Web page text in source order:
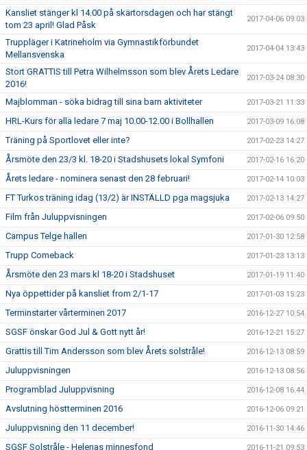
Kansliet stänger kl 14.00 på skärtorsdagen och har stängt
tom 23 april! Glad Påsk
2017-04-06 09:03
Truppläger i Katrineholm via Gymnastikförbundet
Mellansvenska
2017-04-04 13:43
Stort GRATTIS till Petra Wilhelmsson som blev Årets Ledare
2016!
2017-03-24 08:30
Majblomman - söka bidrag till sina barn aktiviteter 2017-03-21 11:33
HRL-Kurs för alla ledare 7 maj 10.00-12.00 i Bollhallen 2017-03-09 16:08
Träning på Sportlovet eller inte? 2017-02-23 14:27
Årsmöte den 23/3 kl. 18-20 i Stadshusets lokal Symfoni 2017-02-16 16:20
Årets ledare - nominera senast den 28 februari! 2017-02-14 10:03
FT Turkos träning idag (13/2) är INSTÄLLD pga magsjuka 2017-02-13 14:27
Film från Juluppvisningen 2017-02-06 09:50
Campus Telge hallen 2017-01-30 12:58
Trupp Comeback 2017-01-23 13:13
Årsmöte den 23 mars kl 18-20 i Stadshuset 2017-01-19 11:40
Nya öppettider på kansliet from 2/1-17 2017-01-03 15:23
Terminstarter vårterminen 2017 2016-12-27 10:54
SGSF önskar God Jul & Gott nytt år! 2016-12-21 15:27
Grattis till Tim Andersson som blev Årets solstråle! 2016-12-13 08:59
Juluppvisningen 2016-12-13 08:56
Programblad Juluppvisning 2016-12-08 16:44
Avslutning höstterminen 2016 2016-12-06 09:21
Juluppvisning den 11 december! 2016-11-30 14:46
SGSF Solstråle - Helenas minnesfond 2016-11-21 09:53